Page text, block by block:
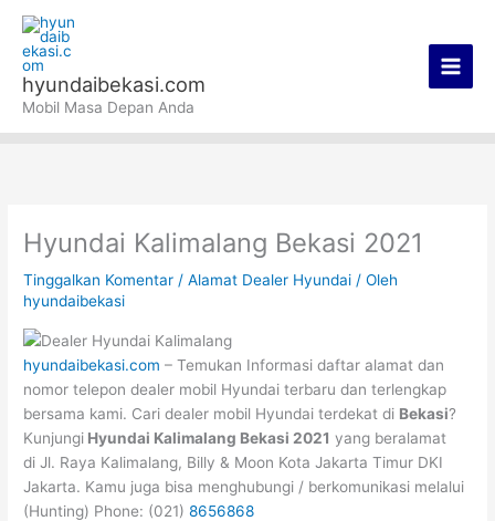
konten
hyundaibekasi.com
Mobil Masa Depan Anda
Hyundai Kalimalang Bekasi 2021
Tinggalkan Komentar /Alamat Dealer Hyundai / Oleh
hyundaibekasi
hyundaibekasi.com– Temukan Informasi daftar alamat dan
nomor telepon dealer mobil Hyundai terbaru dan terlengkap
bersama kami. Cari dealer mobil Hyundai terdekat di Bekasi?
Kunjungi Hyundai Kalimalang Bekasi 2021 yang beralamat
di Jl. Raya Kalimalang, Billy & Moon Kota Jakarta Timur DKI
Jakarta. Kamu juga bisa menghubungi / berkomunikasi melalui
(Hunting) Phone: (021)8656868